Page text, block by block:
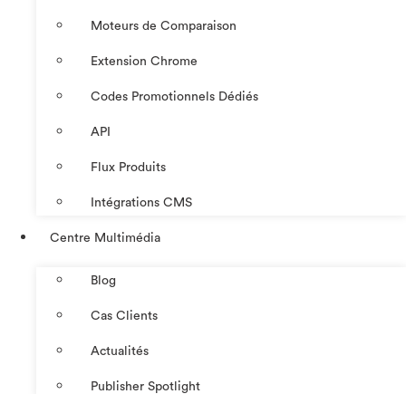
Moteurs de Comparaison
Extension Chrome
Codes Promotionnels Dédiés
API
Flux Produits
Intégrations CMS
Centre Multimédia
Blog
Cas Clients
Actualités
Publisher Spotlight